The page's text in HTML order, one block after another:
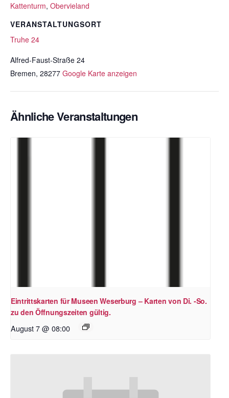
Kattenturm, Obervieland
VERANSTALTUNGSORT
Truhe 24
Alfred-Faust-Straße 24
Bremen, 28277 Google Karte anzeigen
Ähnliche Veranstaltungen
Eintrittskarten für Museen Weserburg – Karten von Di. -So.
zu den Öffnungszeiten gültig.
August 7 @ 08:00